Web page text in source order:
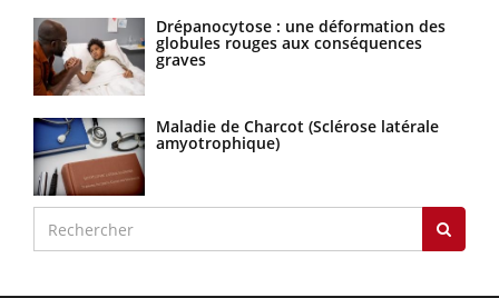
Drépanocytose : une déformation des
globules rouges aux conséquences
graves
Maladie de Charcot (Sclérose latérale
amyotrophique)